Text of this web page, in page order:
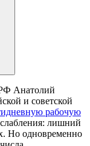
Анатолий
и советской
рабочую
лишний
Но одновременно